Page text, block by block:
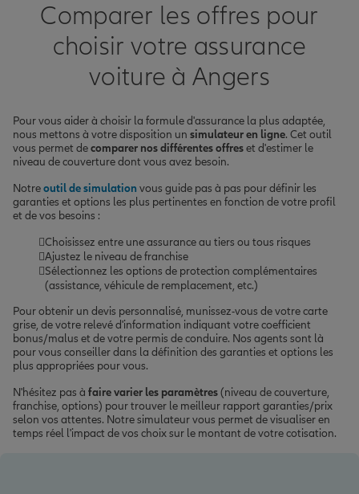
Comparer les offres pour
choisir votre assurance
voiture à Angers
Pour vous aider à choisir la formule d'assurance la plus adaptée,
nous mettons à votre disposition un simulateur en ligne. Cet outil
vous permet decomparer nos différentes offreset d'estimer le
niveau de couverture dont vous avez besoin.
Notreoutil de simulation vous guide pas à pas pour définir les
garanties et options les plus pertinentes en fonction de votre profil
et de vos besoins :
Choisissez entre une assurance au tiers ou tous risques
Ajustez le niveau de franchise
Sélectionnez les options de protection complémentaires
(assistance, véhicule de remplacement, etc.)
Pour obtenir un devis personnalisé, munissez-vous de votre carte
grise, de votre relevé d'information indiquant votre coefficient
bonus/malus et de votre permis de conduire. Nos agents sont là
pour vous conseiller dans la définition des garanties et options les
plus appropriées pour vous.
N'hésitez pas à faire varier les paramètres(niveau de couverture,
franchise, options) pour trouver le meilleur rapport garanties/prix
selon vos attentes. Notre simulateur vous permet de visualiser en
temps réel l'impact de vos choix sur le montant de votre cotisation.